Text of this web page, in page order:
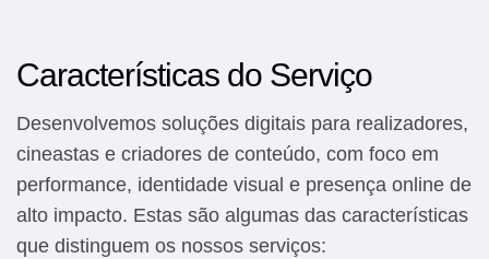
Características do Serviço
Desenvolvemos soluções digitais para realizadores,
cineastas e criadores de conteúdo, com foco em
performance, identidade visual e presença online de
alto impacto. Estas são algumas das características
que distinguem os nossos serviços: